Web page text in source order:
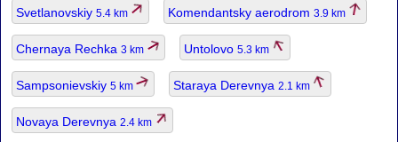
Svetlanovskiy 5.4 km Komendantsky aerodrom 3.9 km
Chernaya Rechka 3 km Untolovo 5.3 km
Sampsonievskiy 5 km Staraya Derevnya 2.1 km
Novaya Derevnya 2.4 km